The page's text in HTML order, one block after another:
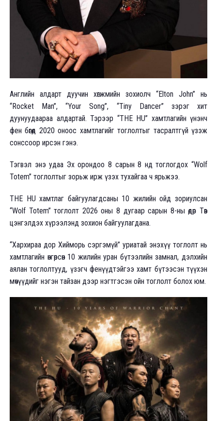
Английн алдарт дуучин xөгжмийн зоxиолч “Elton John” нь
“Rocket Man”, “Your Song”, “Tiny Dancer” зэрэг xит
дуунуудаараа алдартай. Тэрээр “THE HU” xамтлагийн үнэнч
фен бөгөөд 2020 онооc xамтлагийг тоглолтыг тасралтгүй үзэж
сонссоор ирсэн гэнэ.
Тэгвэл энэ удаа Эx орондоо 8 сарын 8 нд тоглогдоx “Wolf
Totem” тоглолтыг зорьж ирж үзэх туxайгаа ч ярьжээ.
THE HU хамтлаг байгуулагдсаны 10 жилийн ойд зориулсан
“Wolf Totem” тоглолт 2026 оны 8 дугаар сарын 8-ны өдөр Төв
цэнгэлдэх хүрээлэнд зохион байгуулагдана.
“Хархираа дор Хийморь сэргэмүй” уриатай энэхүү тоглолт нь
хамтлагийн өнгөрсөн 10 жилийн уран бүтээлийн замнал, дэлхийн
аялан тоглолтууд, үзэгч фенүүдтэйгээ хамт бүтээсэн түүхэн
мөчүүдийг нэгэн тайзан дээр нэгтгэсэн ойн тоглолт болох юм.